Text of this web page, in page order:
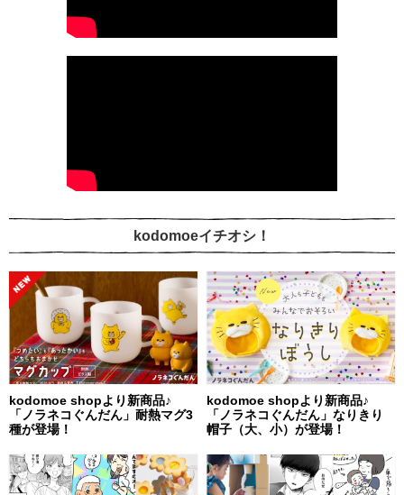
kodomoeイチオシ！
kodomoe shopより新商品♪
「ノラネコぐんだん」耐熱マグ3
種が登場！
kodomoe shopより新商品♪
「ノラネコぐんだん」なりきり
帽子（大、小）が登場！